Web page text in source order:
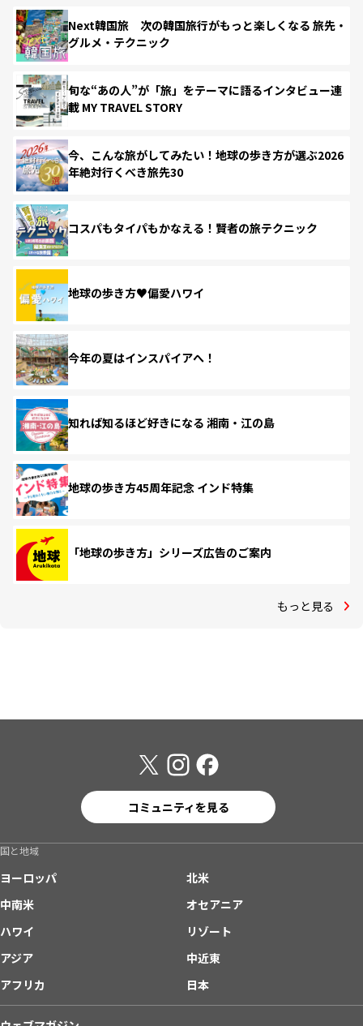
Next韓国旅 次の韓国旅行がもっと楽しくなる 旅先・
グルメ・テクニック
旬な“あの人”が「旅」をテーマに語るインタビュー連
載 MY TRAVEL STORY
今、こんな旅がしてみたい！地球の歩き方が選ぶ2026
年絶対行くべき旅先30
コスパもタイパもかなえる！賢者の旅テクニック
地球の歩き方♥偏愛ハワイ
今年の夏はインスパイアへ！
知れば知るほど好きになる 湘南・江の島
地球の歩き方45周年記念 インド特集
「地球の歩き方」シリーズ広告のご案内
もっと見る
コミュニティを見る
国と地域
ヨーロッパ
北米
中南米
オセアニア
ハワイ
リゾート
アジア
中近東
アフリカ
日本